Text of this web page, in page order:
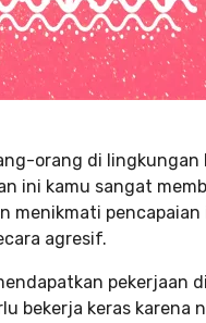
orang di lingkungan
ini kamu sangat
menikmati
agresif.
pekerjaan
bekerja keras karena